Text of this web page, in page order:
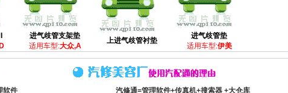
进气歧管支架垫
适用车型:大众,A
上进气歧管衬垫
进气歧管垫
适用车型:伊美
软件
汽修通=管理软件+传真机+搜索器 +大仓库